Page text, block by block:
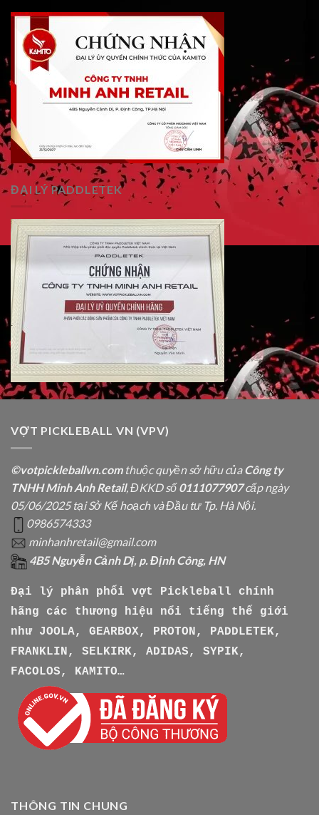
ĐẠI LÝ PADDLETEK
VỢT PICKLEBALL VN (VPV)
©votpickleballvn.comthuộc quyền sở hữu củaCông ty
TNHH Minh Anh Retail, ĐKKD số0111077907cấp ngày
05/06/2025 tại Sở Kế hoạch và Đầu tư Tp. Hà Nội.
0986574333
minhanhretail@gmail.com
4B5 Nguyễn Cảnh Dị, p. Định Công, HN
Đại lý phân phối vợt Pickleball chính
hãng các thương hiệu nổi tiếng thế giới
như
JOOLA, GEARBOX, PROTON, PADDLETEK,
FRANKLIN, SELKIRK, ADIDAS, SYPIK,
FACOLOS, KAMITO…
THÔNG TIN CHUNG